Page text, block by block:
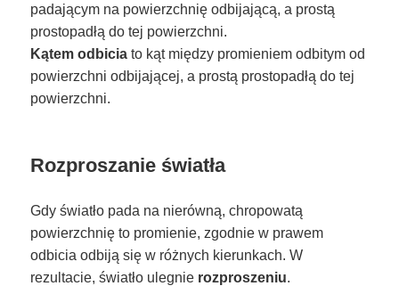
padającym na powierzchnię odbijającą, a prostą
prostopadłą do tej powierzchni.
Kątem odbicia to kąt między promieniem odbitym od
powierzchni odbijającej, a prostą prostopadłą do tej
powierzchni.
Rozproszanie światła
Gdy światło pada na nierówną, chropowatą
powierzchnię to promienie, zgodnie w prawem
odbicia odbiją się w różnych kierunkach. W
rezultacie, światło ulegnie rozproszeniu.